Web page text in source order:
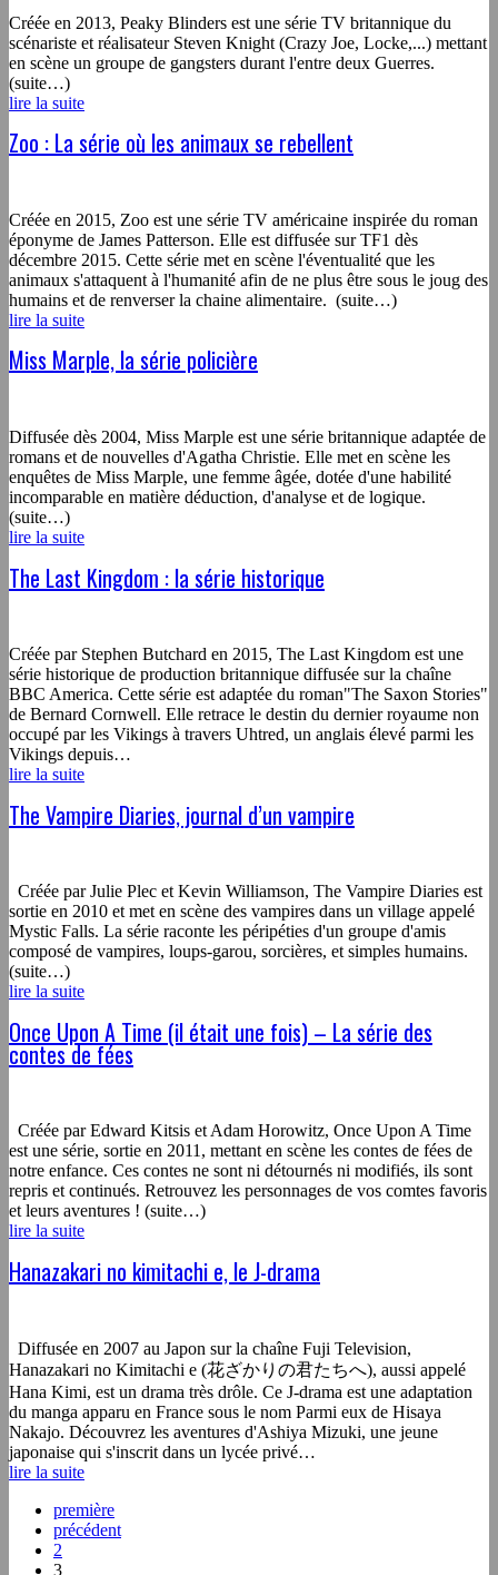
Créée en 2013, Peaky Blinders est une série TV britannique du
scénariste et réalisateur Steven Knight (Crazy Joe, Locke,...) mettant
en scène un groupe de gangsters durant l'entre deux Guerres.
(suite…)
lire la suite
Zoo : La série où les animaux se rebellent
Créée en 2015, Zoo est une série TV américaine inspirée du roman
éponyme de James Patterson. Elle est diffusée sur TF1 dès
décembre 2015. Cette série met en scène l'éventualité que les
animaux s'attaquent à l'humanité afin de ne plus être sous le joug des
humains et de renverser la chaine alimentaire. (suite…)
lire la suite
Miss Marple, la série policière
Diffusée dès 2004, Miss Marple est une série britannique adaptée de
romans et de nouvelles d'Agatha Christie. Elle met en scène les
enquêtes de Miss Marple, une femme âgée, dotée d'une habilité
incomparable en matière déduction, d'analyse et de logique.
(suite…)
lire la suite
The Last Kingdom : la série historique
Créée par Stephen Butchard en 2015, The Last Kingdom est une
série historique de production britannique diffusée sur la chaîne
BBC America. Cette série est adaptée du roman"The Saxon Stories"
de Bernard Cornwell. Elle retrace le destin du dernier royaume non
occupé par les Vikings à travers Uhtred, un anglais élevé parmi les
Vikings depuis…
lire la suite
The Vampire Diaries, journal d’un vampire
Créée par Julie Plec et Kevin Williamson, The Vampire Diaries est
sortie en 2010 et met en scène des vampires dans un village appelé
Mystic Falls. La série raconte les péripéties d'un groupe d'amis
composé de vampires, loups-garou, sorcières, et simples humains.
(suite…)
lire la suite
Once Upon A Time (il était une fois) – La série des
contes de fées
Créée par Edward Kitsis et Adam Horowitz, Once Upon A Time
est une série, sortie en 2011, mettant en scène les contes de fées de
notre enfance. Ces contes ne sont ni détournés ni modifiés, ils sont
repris et continués. Retrouvez les personnages de vos comtes favoris
et leurs aventures ! (suite…)
lire la suite
Hanazakari no kimitachi e, le J-drama
Diffusée en 2007 au Japon sur la chaîne Fuji Television,
Hanazakari no Kimitachi e (花ざかりの君たちへ), aussi appelé
Hana Kimi, est un drama très drôle. Ce J-drama est une adaptation
du manga apparu en France sous le nom Parmi eux de Hisaya
Nakajo. Découvrez les aventures d'Ashiya Mizuki, une jeune
japonaise qui s'inscrit dans un lycée privé…
lire la suite
première
précédent
2
3